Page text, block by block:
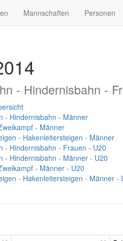
Mannschaften Personen
- Hindernisbahn -
- Hindernisbahn - Männer
- Männer
- Hakenleitersteigen - Männer
- Hindernisbahn - Frauen - U20
- Hindernisbahn - Männer - U20
- Männer - U20
- Hakenleitersteigen - Männer -